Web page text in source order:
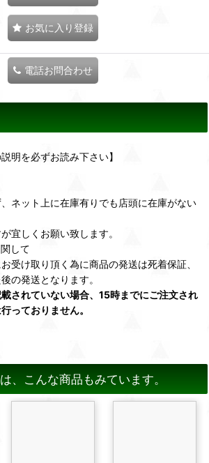
お気に入り登録
電話お問合わせ
明を必ずお読み下さい】
ネット上に在庫有りでも店頭に在庫がない
宜しくお願い致します。
して
受け取り頂く為に商品の発送は死着保証、
の発送となります。
されていない場合、15時までにご注文され
っておりません。
、こんな商品もみています。